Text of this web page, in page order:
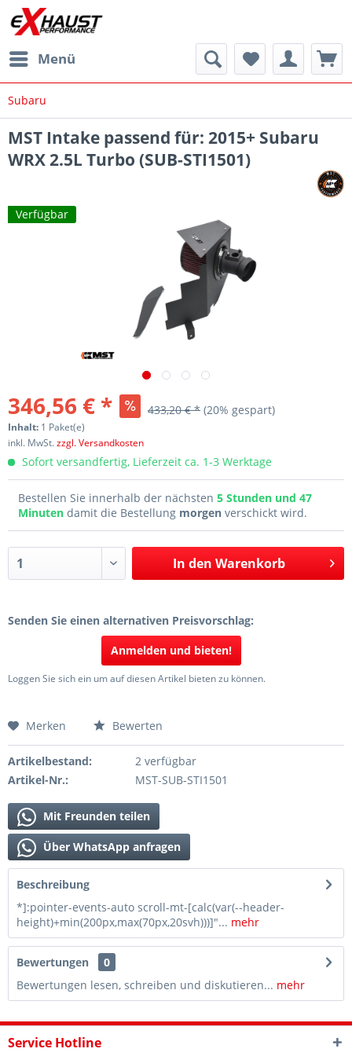
Menü
Subaru
MST Intake passend für: 2015+ Subaru
WRX 2.5L Turbo (SUB-STI1501)
Verfügbar
346,56 € * 433,20 € * (20% gespart)
Inhalt: 1 Paket(e)
inkl. MwSt.zzgl. Versandkosten
Sofort versandfertig, Lieferzeit ca. 1-3 Werktage
Bestellen Sie innerhalb der nächsten 5 Stunden und 47
Minuten damit die Bestellung morgen verschickt wird.
In den Warenkorb
Senden Sie einen alternativen Preisvorschlag:
Anmelden und bieten!
Loggen Sie sich ein um auf diesen Artikel bieten zu können.
Merken Bewerten
Artikelbestand:
2 verfügbar
Artikel-Nr.:
MST-SUB-STI1501
Mit Freunden teilen
Über WhatsApp anfragen
Beschreibung
*]:pointer-events-auto scroll-mt-[calc(var(--header-
height)+min(200px,max(70px,20svh)))]"... mehr
Bewertungen
0
Bewertungen lesen, schreiben und diskutieren... mehr
Service Hotline